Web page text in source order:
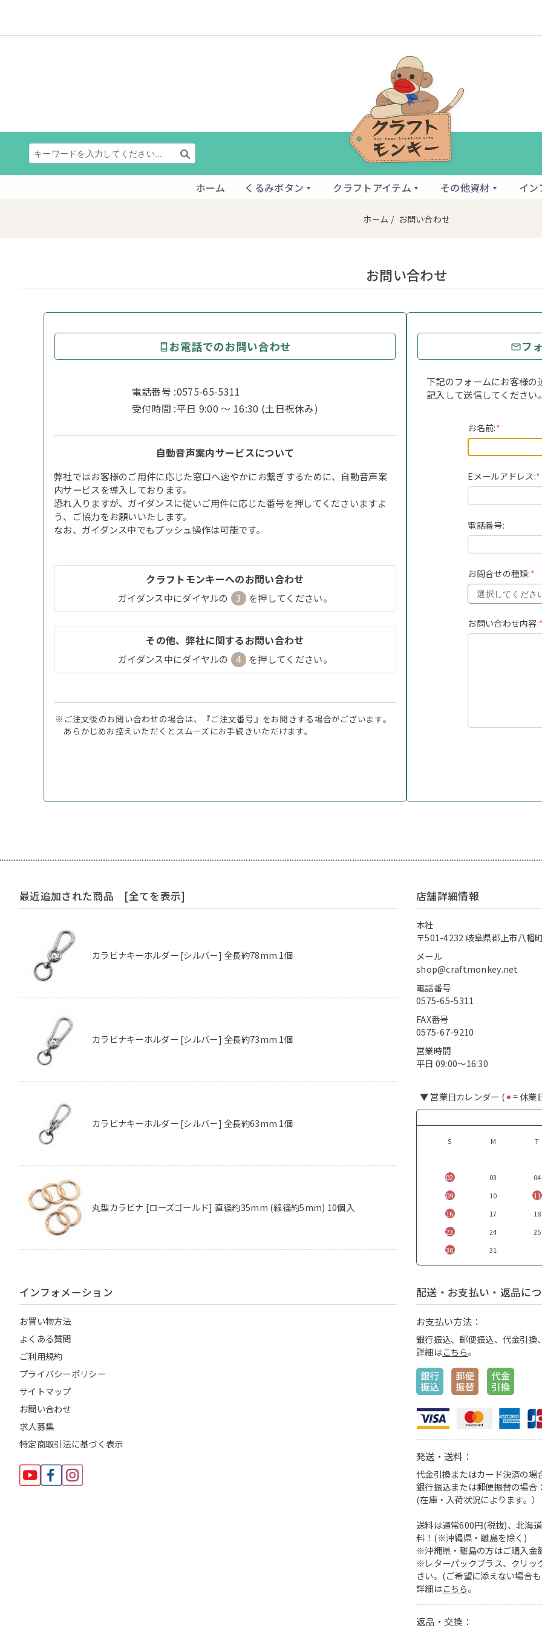
ホーム くるみボタン クラフトアイテム その他資材 イン
ホーム / お問い合わせ
お問い合わせ
お電話でのお問い合わせ
電話番号 :0575-65-5311
受付時間 :平日 9:00 〜 16:30 (土日祝休み)
自動音声案内サービスについて
弊社ではお客様のご用件に応じた窓口へ速やかにお繋ぎするために、自動音声案
内サービスを導入しております。
恐れ入りますが、ガイダンスに従いご用件に応じた番号を押してくださいますよ
う、ご協力をお願いいたします。
なお、ガイダンス中でもプッシュ操作は可能です。
クラフトモンキーへのお問い合わせ
ガイダンス中にダイヤルの 3 を押してください。
その他、弊社に関するお問い合わせ
ガイダンス中にダイヤルの 4 を押してください。
※ご注文後のお問い合わせの場合は、『ご注文番号』をお聞きする場合がございます。
あらかじめお控えいただくとスムーズにお手続きいただけます。
フ
下記のフォームにお客様
記入して送信してください
お名前:*
Eメールアドレス:*
電話番号:
お問合せの種類:*
お問い合わせ内容:
最近追加された商品 [全てを表示]
カラビナキーホルダー [シルバー] 全長約78mm 1個
カラビナキーホルダー [シルバー] 全長約73mm 1個
カラビナキーホルダー [シルバー] 全長約63mm 1個
丸型カラビナ [ローズゴールド] 直径約35mm (線径約5mm) 10個入
インフォメーション
お買い物方法
よくある質問
ご利用規約
プライバシーポリシー
サイトマップ
お問い合わせ
求人募集
特定商取引法に基づく表示
店舗詳細情報
本社
〒501-4232 岐阜県郡上市八幡
メール
shop@craftmonkey.net
電話番号
0575-65-5311
FAX番号
0575-67-9210
営業時間
平日 09:00〜16:30
▼ 営業日カレンダー (⚫︎= 休業
S M T
02 03
04
09
10
11
16
17
18
23
24
25
30
31
配送・お支払い・返品に
お支払い方法：
銀行振込、郵便振込、代金引
詳細はこちら。
発送・送料：
代金引換またはカード決済の
銀行振込または郵便振替の場
(在庫・入荷状況によります。）
送料は通常600円(税抜)、北海
料！(※沖縄県・離島を除く)
※沖縄県・離島の方はご購入金
※レターパックプラス、クリッ
さい。(ご希望に添えない場合
詳細はこちら。
返品・交換：